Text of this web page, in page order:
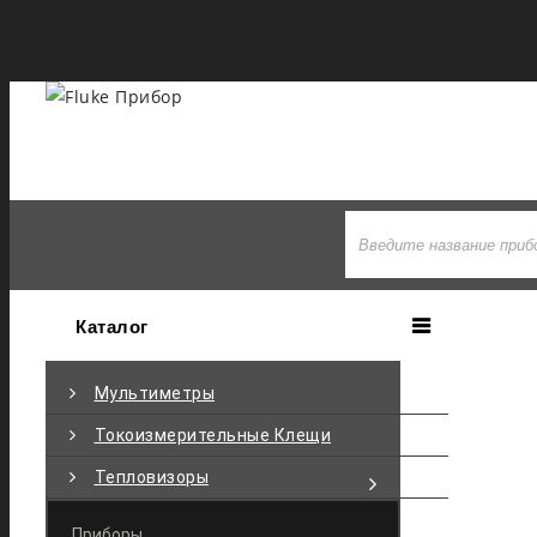
Каталог
Мультиметры
Токоизмерительные Клещи
Тепловизоры